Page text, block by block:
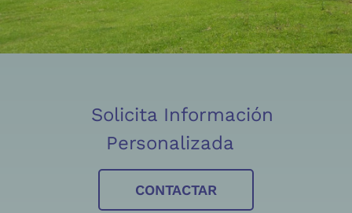
Solicita Información
Personalizada
CONTACTAR